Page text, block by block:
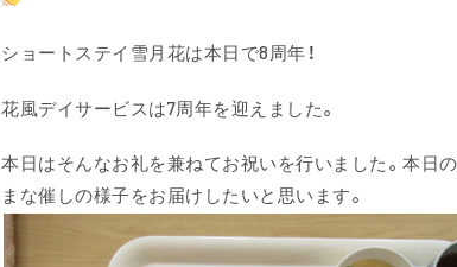
ショートステイ雪月花は本日で8周年！
花風デイサービスは7周年を迎えました。
本日はそんなお礼を兼ねてお祝いを行いました。本日
まな催しの様子をお届けしたいと思います。